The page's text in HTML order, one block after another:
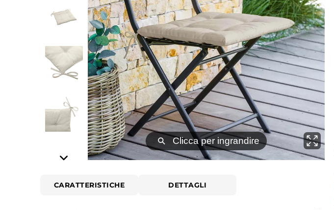
⚲ Clicca per ingrandire
CARATTERISTICHE DETTAGLI